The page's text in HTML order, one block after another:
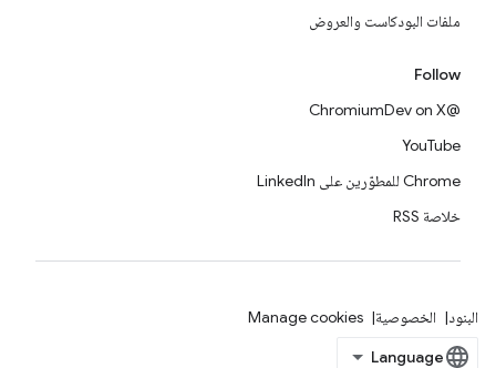
ملفات البودكاست والعروض
Follow
@ChromiumDev on X
YouTube
Chrome للمطوّرين على LinkedIn
خلاصة RSS
البنود الخصوصية Manage cookies